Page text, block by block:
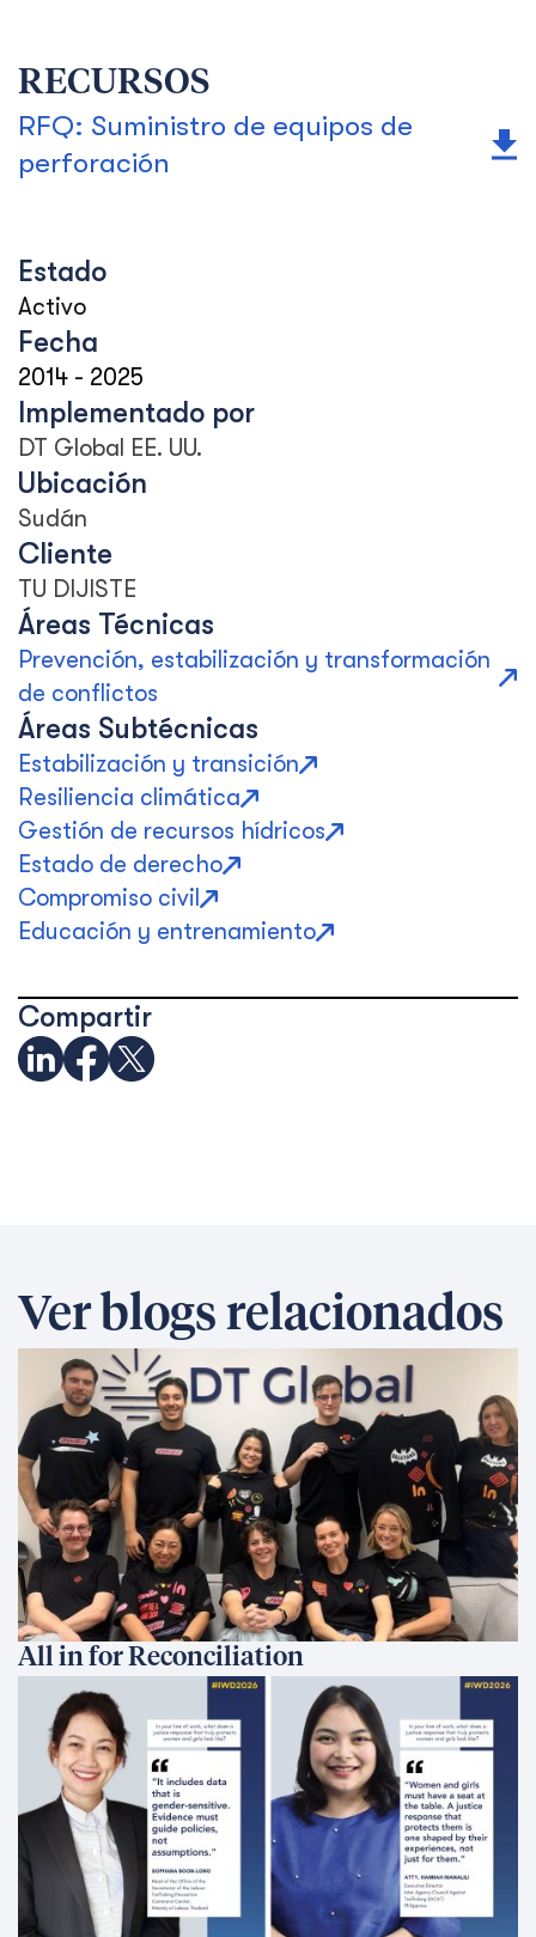
RECURSOS
RFQ: Suministro de equipos de
perforación
Estado
Activo
Fecha
2014 - 2025
Implementado por
DT Global EE. UU.
Ubicación
Sudán
Cliente
TU DIJISTE
Áreas Técnicas
Prevención, estabilización y transformación
de conflictos
Áreas Subtécnicas
Estabilización y transición
Resiliencia climática
Gestión de recursos hídricos
Estado de derecho
Compromiso civil
Educación y entrenamiento
Compartir
Ver blogs relacionados
All in for Reconciliation